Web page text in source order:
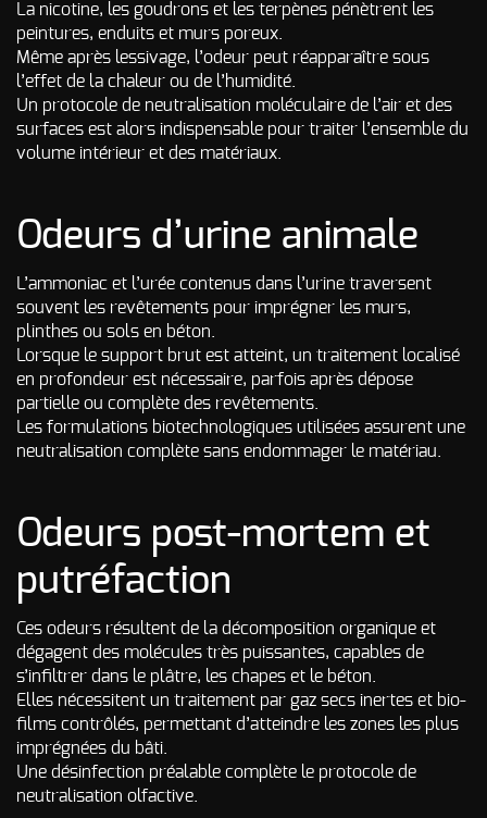
La nicotine, les goudrons et les terpènes pénètrent les
peintures, enduits et murs poreux.
Même après lessivage, l’odeur peut réapparaître sous
l’effet de la chaleur ou de l’humidité.
Un protocole de neutralisation moléculaire de l’air et des
surfaces est alors indispensable pour traiter l’ensemble du
volume intérieur et des matériaux.
Odeurs d’urine animale
L’ammoniac et l’urée contenus dans l’urine traversent
souvent les revêtements pour imprégner les murs,
plinthes ou sols en béton.
Lorsque le support brut est atteint, un traitement localisé
en profondeur est nécessaire, parfois après dépose
partielle ou complète des revêtements.
Les formulations biotechnologiques utilisées assurent une
neutralisation complète sans endommager le matériau.
Odeurs post-mortem et
putréfaction
Ces odeurs résultent de la décomposition organique et
dégagent des molécules très puissantes, capables de
s’infiltrer dans le plâtre, les chapes et le béton.
Elles nécessitent un traitement par gaz secs inertes et bio-
films contrôlés, permettant d’atteindre les zones les plus
imprégnées du bâti.
Une désinfection préalable complète le protocole de
neutralisation olfactive.